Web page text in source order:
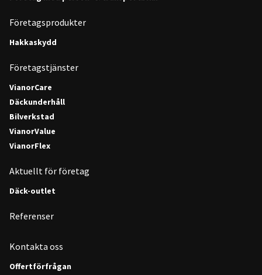
Företagsprodukter
Hakkaskydd
Företagstjänster
VianorCare
Däckunderhåll
Bilverkstad
VianorValue
VianorFlex
Aktuellt för företag
Däck-outlet
Referenser
Kontakta oss
Offertförfrågan